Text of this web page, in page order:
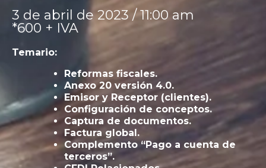
3 de abril de 2023 / 11:00 am
*600 + IVA
Temario:
Reformas fiscales.
Anexo 20 versión 4.0.
Emisor y Receptor (clientes).
Configuración de conceptos.
Captura de documentos.
Factura global.
Complemento “Pago a cuenta de
terceros”.